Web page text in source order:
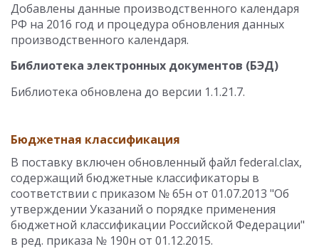
Добавлены данные производственного календаря
РФ на 2016 год и процедура обновления данных
производственного календаря.
Библиотека электронных документов (БЭД)
Библиотека обновлена до версии 1.1.21.7.
Бюджетная классификация
В поставку включен обновленный файл federal.clax,
содержащий бюджетные классификаторы в
соответствии с приказом № 65н от 01.07.2013 "Об
утверждении Указаний о порядке применения
бюджетной классификации Российской Федерации"
в ред. приказа № 190н от 01.12.2015.